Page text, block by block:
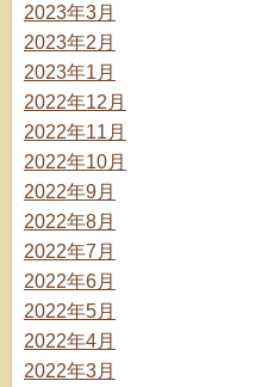
2023年3月
2023年2月
2023年1月
2022年12月
2022年11月
2022年10月
2022年9月
2022年8月
2022年7月
2022年6月
2022年5月
2022年4月
2022年3月